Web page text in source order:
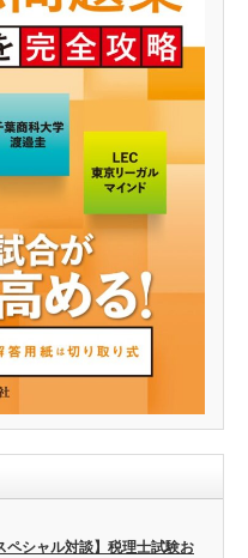
ペシャル対談】税理士試験お